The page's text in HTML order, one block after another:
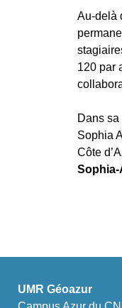
Au-delà
120 par
Dans
Sophia
Côte
UMR Géoazur